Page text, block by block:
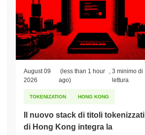
August 09
2026
(less than 1 hour
ago)
3 minimo di
lettura
TOKENIZATION HONG KONG
Il nuovo stack di titoli tokenizzati
di Hong Kong integra la